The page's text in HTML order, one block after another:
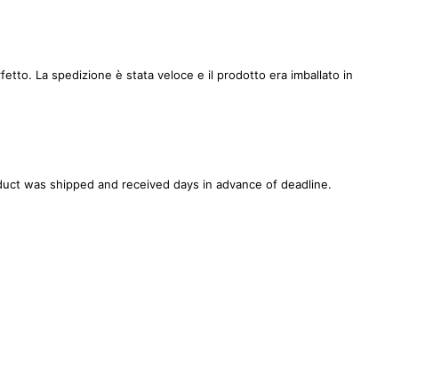
La spedizione è stata veloce e il prodotto era imballato in
was shipped and received days in advance of deadline.